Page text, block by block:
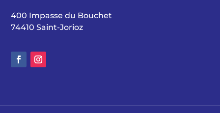
400 Impasse du Bouchet
74410 Saint-Jorioz